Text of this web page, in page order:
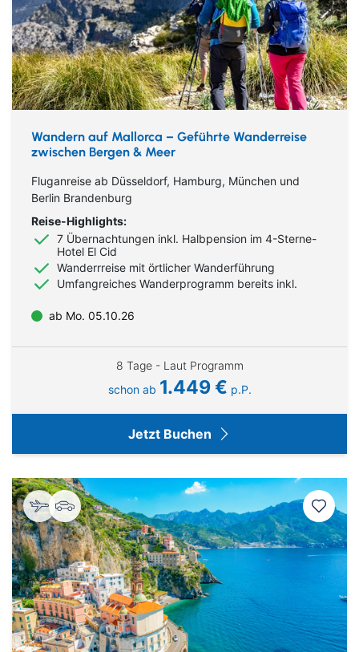
Wandern auf Mallorca – Geführte Wanderreise
zwischen Bergen & Meer
Fluganreise ab Düsseldorf, Hamburg, München und
Berlin Brandenburg
Reise-Highlights:
7 Übernachtungen inkl. Halbpension im 4-Sterne-
Hotel El Cid
Wanderrreise mit örtlicher Wanderführung
Umfangreiches Wanderprogramm bereits inkl.
ab Mo. 05.10.26
8 Tage - Laut Programm
schon ab 1.449 € p.P.
Jetzt Buchen